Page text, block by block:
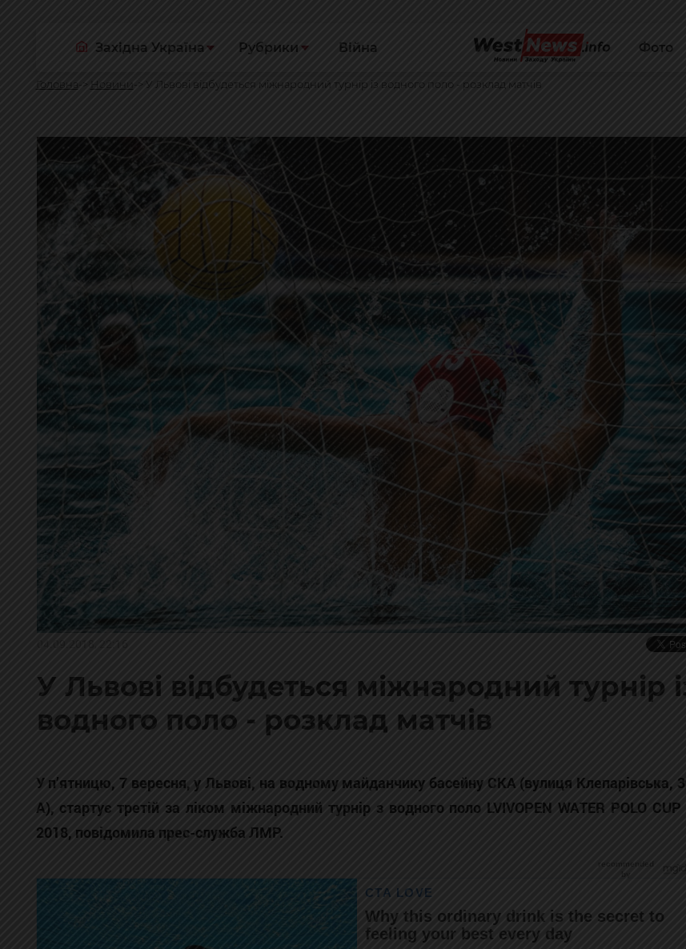
Західна Україна Рубрики Війна Фото
Головна Новини У Львові відбудеться міжнародний турнір із водного поло - розклад матчів
У Львові відбудеться міжнародний турнір
водного поло - розклад матчів
У п’ятницю, 7 вересня, у Львові, на водному майданчику басейну СКА (вулиця Клепарівська,
А), стартує третій за ліком міжнародний турнір з водного поло LVIVOPEN WATER POLO
2018, повідомила прес-служба ЛМР.